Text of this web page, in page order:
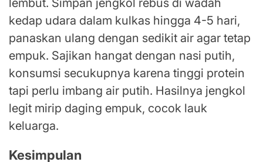
kedap udara dalam kulkas hingga 4-5 hari,
panaskan ulang dengan sedikit air agar tetap
empuk. Sajikan hangat dengan nasi putih,
konsumsi secukupnya karena tinggi protein
tapi perlu imbang air putih. Hasilnya jengkol
legit mirip daging empuk, cocok lauk
keluarga.
Kesimpulan